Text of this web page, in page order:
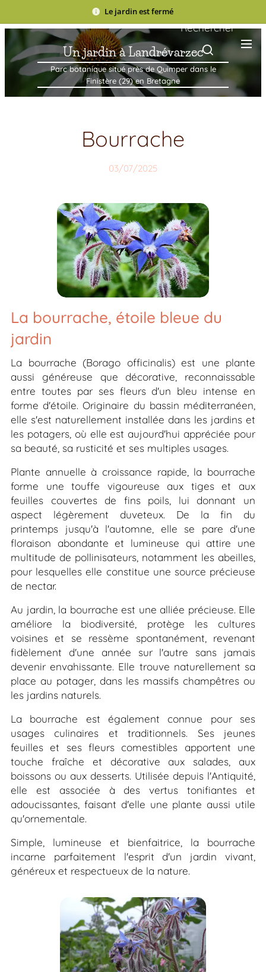
Le jardin est fermé
Un jardin à Landrévarzec
Parc botanique situé près de Quimper dans le
Finistère (29) en Bretagne
Rechercher
Bourrache
03/07/2025
La bourrache, étoile bleue du
jardin
La bourrache (Borago officinalis) est une plante
aussi généreuse que décorative, reconnaissable
entre toutes par ses fleurs d'un bleu intense en
forme d'étoile. Originaire du bassin méditerranéen,
elle s'est naturellement installée dans les jardins et
les potagers, où elle est aujourd'hui appréciée pour
sa beauté, sa rusticité et ses multiples usages.
Plante annuelle à croissance rapide, la bourrache
forme une touffe vigoureuse aux tiges et aux
feuilles couvertes de fins poils, lui donnant un
aspect légèrement duveteux. De la fin du
printemps jusqu'à l'automne, elle se pare d'une
floraison abondante et lumineuse qui attire une
multitude de pollinisateurs, notamment les abeilles,
pour lesquelles elle constitue une source précieuse
de nectar.
Au jardin, la bourrache est une alliée précieuse. Elle
améliore la biodiversité, protège les cultures
voisines et se ressème spontanément, revenant
fidèlement d'une année sur l'autre sans jamais
devenir envahissante. Elle trouve naturellement sa
place au potager, dans les massifs champêtres ou
les jardins naturels.
La bourrache est également connue pour ses
usages culinaires et traditionnels. Ses jeunes
feuilles et ses fleurs comestibles apportent une
touche fraîche et décorative aux salades, aux
boissons ou aux desserts. Utilisée depuis l'Antiquité,
elle est associée à des vertus tonifiantes et
adoucissantes, faisant d'elle une plante aussi utile
qu'ornementale.
Simple, lumineuse et bienfaitrice, la bourrache
incarne parfaitement l'esprit d'un jardin vivant,
généreux et respectueux de la nature.